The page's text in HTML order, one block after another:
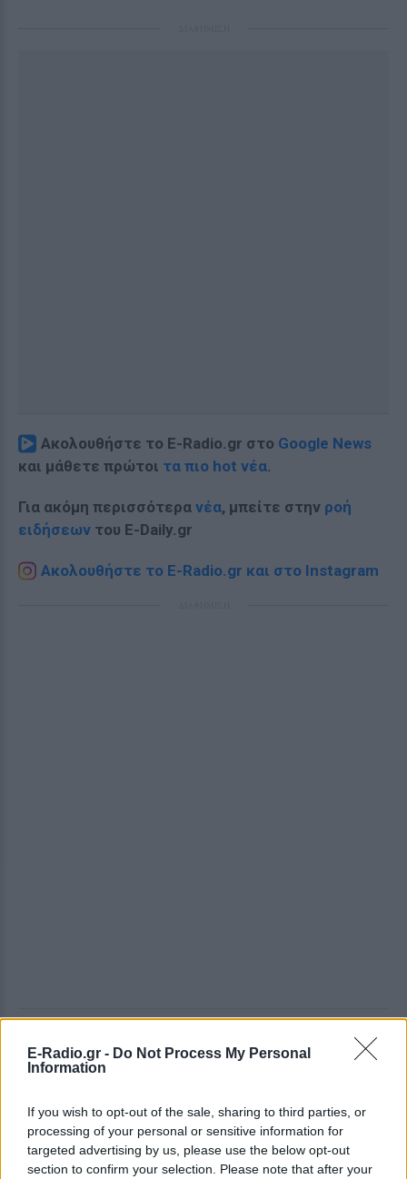
E-Radio.gr - Do Not Process My Personal
Information
If you wish to opt-out of the sale, sharing to third parties, or
processing of your personal or sensitive information for
targeted advertising by us, please use the below opt-out
section to confirm your selection. Please note that after your
Ακολουθήστε το E-Radio.gr στο Google News
και μάθετε πρώτοι τα πιο hot νέα.
Για ακόμη περισσότερα νέα, μπείτε στην ροή
ειδήσεων του E-Daily.gr
Ακολουθήστε το E-Radio.gr και στο Instagram
ΔΕΙΤΕ ΕΠΙΣΗΣ
«Θέλω τον μπαμπά μου»: Το
βίντεο της μεθυσμένης οδηγού
που σκότωσε νύφη ώρες μετά